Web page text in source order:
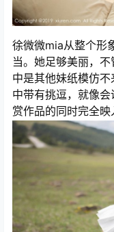
徐微微mia从整个形
当。她足够美丽，
中是其他妹纸模仿
中带有挑逗，就像
赏作品的同时完全映